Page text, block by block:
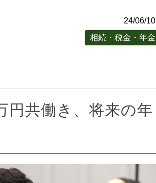
24/06/10
相続・税金・年金
円共働き、将来の年